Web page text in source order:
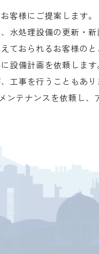
客様にご提案します。
水処理設備の更新・
ておられるお客様の
設備計画を依頼します
工事を行うこともあり
ンテナンスを依頼し、